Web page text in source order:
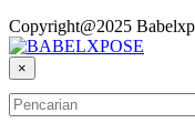
Copyright@2025
×